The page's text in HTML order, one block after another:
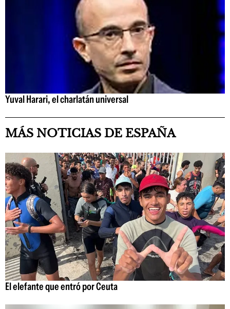
Yuval Harari, el charlatán universal
MÁS NOTICIAS DE ESPAÑA
El elefante que entró por Ceuta